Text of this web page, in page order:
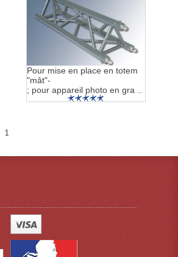
1
Pour mise en place en totem
"mât"-
; pour appareil photo en gra ..